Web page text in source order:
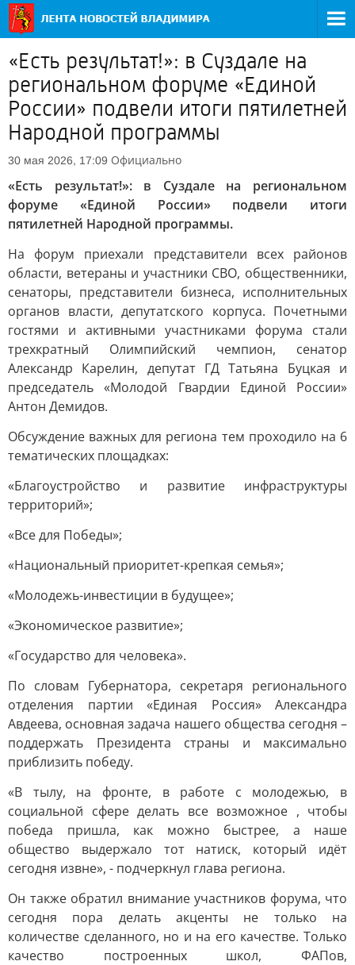
«Есть результат!»: в Суздале на
региональном форуме «Единой
России» подвели итоги пятилетней
Народной программы
30 мая 2026, 17:09 Официально
«Есть результат!»: в Суздале на региональном
форуме «Единой России» подвели итоги
пятилетней Народной программы.
На форум приехали представители всех районов
области, ветераны и участники СВО, общественники,
сенаторы, представители бизнеса, исполнительных
органов власти, депутатского корпуса. Почетными
гостями и активными участниками форума стали
трехкратный Олимпийский чемпион, сенатор
Александр Карелин, депутат ГД Татьяна Буцкая и
председатель «Молодой Гвардии Единой России»
Антон Демидов.
Обсуждение важных для региона тем проходило на 6
тематических площадках:
«Благоустройство и развитие инфраструктуры
территорий»;
«Все для Победы»;
«Национальный приоритет-крепкая семья»;
«Молодежь-инвестиции в будущее»;
«Экономическое развитие»;
«Государство для человека».
По словам Губернатора, секретаря регионального
отделения партии «Единая Россия» Александра
Авдеева, основная задача нашего общества сегодня –
поддержать Президента страны и максимально
приблизить победу.
«В тылу, на фронте, в работе с молодежью, в
социальной сфере делать все возможное , чтобы
победа пришла, как можно быстрее, а наше
общество выдержало тот натиск, который идёт
сегодня извне», - подчеркнул глава региона.
Он также обратил внимание участников форума, что
сегодня пора делать акценты не только на
количестве сделанного, но и на его качестве. Только
качество построенных школ, ФАПов,